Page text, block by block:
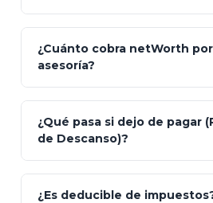
¿Cuánto cobra netWorth
asesoría?
¿Qué pasa si dejo de pagar
de Descanso)?
¿Es deducible de